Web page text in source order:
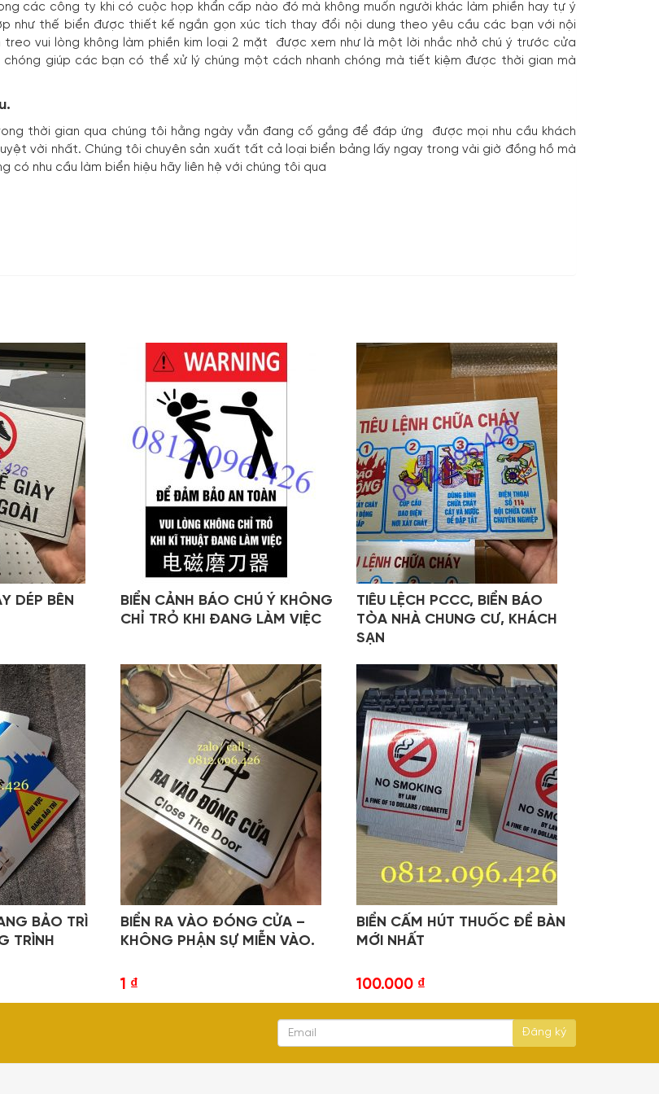
các công ty khi có cuộc họp khẩn cấp nào đó mà không muốn người khác làm phiền hay tự ý
như thế biển được thiết kế ngắn gọn xúc tích thay đổi nội dung theo yêu cầu các bạn với nội
vui lòng không làm phiền kim loại 2 mặt được xem như là một lời nhắc nhở chú ý trước cửa
giúp các bạn có thể xử lý chúng một cách nhanh chóng mà tiết kiệm được thời gian mà
thời gian qua chúng tôi hằng ngày vẫn đang cố gắng để đáp ứng được mọi nhu cầu khách
vời nhất. Chúng tôi chuyên sản xuất tất cả loại biển bảng lấy ngay trong vài giờ đồng hồ mà
nhu cầu làm biển hiệu hãy liên hệ với chúng tôi qua
DÉP BÊN
BIỂN CẢNH BÁO CHÚ Ý KHÔNG
CHỈ TRỎ KHI ĐANG LÀM VIỆC
TIÊU LỆCH PCCC, BIỂN BÁO
TÒA NHÀ CHUNG CƯ, KHÁCH
SẠN
BẢO TRÌ
TRÌNH
BIỂN RA VÀO ĐÓNG CỬA –
KHÔNG PHẬN SỰ MIỄN VÀO.
1 ₫
BIỂN CẤM HÚT THUỐC ĐỂ BÀN
MỚI NHẤT
100.000 ₫